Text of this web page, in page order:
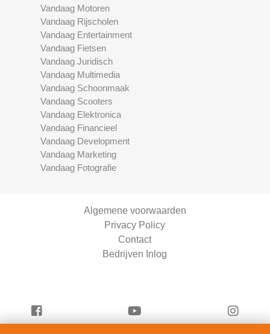
Vandaag Motoren
Vandaag Rijscholen
Vandaag Entertainment
Vandaag Fietsen
Vandaag Juridisch
Vandaag Multimedia
Vandaag Schoonmaak
Vandaag Scooters
Vandaag Elektronica
Vandaag Financieel
Vandaag Development
Vandaag Marketing
Vandaag Fotografie
Algemene voorwaarden
Privacy Policy
Contact
Bedrijven Inlog